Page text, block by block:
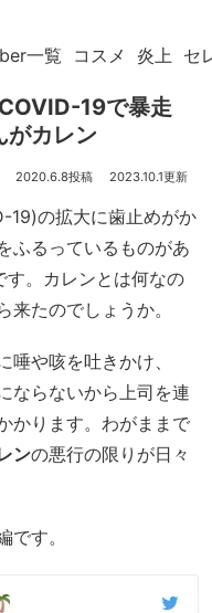
一覧 コスメ 炎上 セ
19で暴走
がカレン
2020.6.8 2023.10.1
19)の拡大に歯止めがか
ふるっているものがあ
す。カレンとは何なの
たのでしょうか。
や咳を吐きかけ、
ならないから上司を連
かります。わがままで
ンの悪行の限りが日々
す。